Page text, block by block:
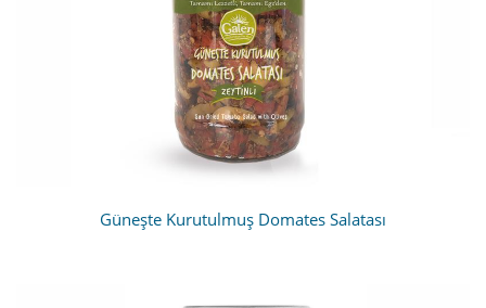
Güneşte Kurutulmuş Domates Salatası